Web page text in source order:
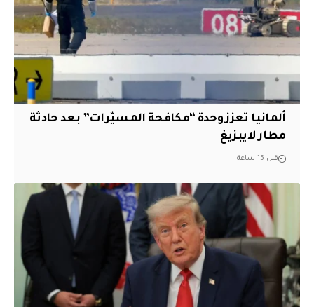
ألمانيا تعزز وحدة “مكافحة المسيّرات” بعد حادثة
مطار لايبزيغ
قبل 15 ساعة